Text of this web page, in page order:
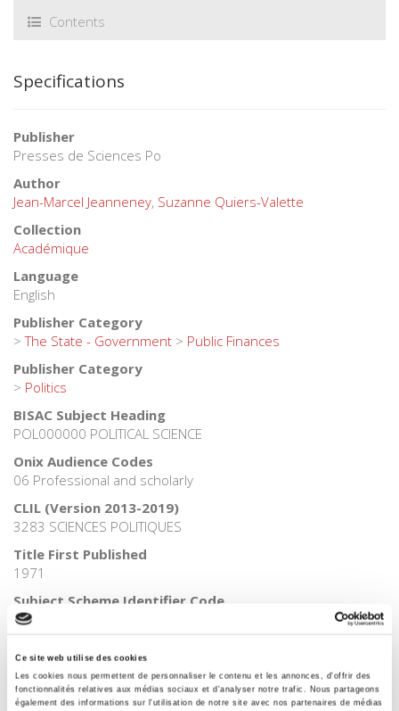
Ce site web utilise des cookies
Les cookies nous permettent de personnaliser le contenu et les annonces, d'offrir des
fonctionnalités relatives aux médias sociaux et d'analyser notre trafic. Nous partageons
également des informations sur l'utilisation de notre site avec nos partenaires de médias
Contents
Specifications
Publisher
Presses de Sciences Po
Author
Jean-Marcel Jeanneney, Suzanne Quiers-Valette
Collection
Académique
Language
English
Publisher Category
>The State - Government > Public Finances
Publisher Category
> Politics
BISAC Subject Heading
POL000000 POLITICAL SCIENCE
Onix Audience Codes
06 Professional and scholarly
CLIL (Version 2013-2019)
3283 SCIENCES POLITIQUES
Title First Published
1971
Subject Scheme Identifier Code
Thema subject category: Politics and government
Relatedtitles